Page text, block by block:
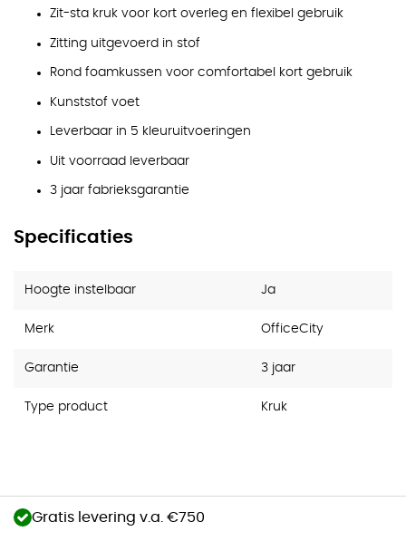
Zit-sta kruk voor kort overleg en flexibel gebruik
Zitting uitgevoerd in stof
Rond foamkussen voor comfortabel kort gebruik
Kunststof voet
Leverbaar in 5 kleuruitvoeringen
Uit voorraad leverbaar
3 jaar fabrieksgarantie
Specificaties
Hoogte instelbaar Ja
Merk OfficeCity
Garantie 3 jaar
Type product Kruk
Gratis levering v.a. €750